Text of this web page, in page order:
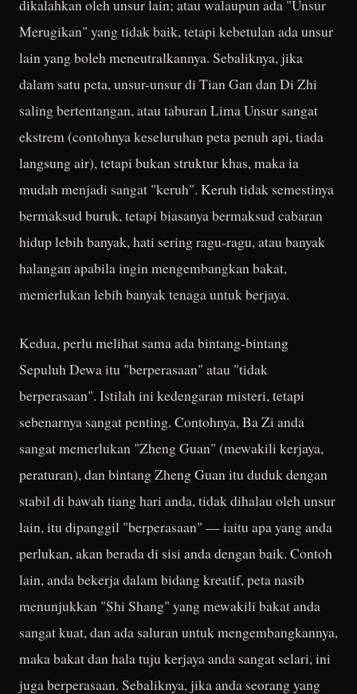
dikalahkan oleh unsur lain; atau walaupun ada "Unsur
Merugikan" yang tidak baik, tetapi kebetulan ada unsur
lain yang boleh meneutralkannya. Sebaliknya, jika
dalam satu peta, unsur-unsur di Tian Gan dan Di Zhi
saling bertentangan, atau taburan Lima Unsur sangat
ekstrem (contohnya keseluruhan peta penuh api, tiada
langsung air), tetapi bukan struktur khas, maka ia
mudah menjadi sangat "keruh". Keruh tidak semestinya
bermaksud buruk, tetapi biasanya bermaksud cabaran
hidup lebih banyak, hati sering ragu-ragu, atau banyak
halangan apabila ingin mengembangkan bakat,
memerlukan lebih banyak tenaga untuk berjaya.
Kedua, perlu melihat sama ada bintang-bintang
Sepuluh Dewa itu "berperasaan" atau "tidak
berperasaan". Istilah ini kedengaran misteri, tetapi
sebenarnya sangat penting. Contohnya, Ba Zi anda
sangat memerlukan "Zheng Guan" (mewakili kerjaya,
peraturan), dan bintang Zheng Guan itu duduk dengan
stabil di bawah tiang hari anda, tidak dihalau oleh unsur
lain, itu dipanggil "berperasaan" — iaitu apa yang anda
perlukan, akan berada di sisi anda dengan baik. Contoh
lain, anda bekerja dalam bidang kreatif, peta nasib
menunjukkan "Shi Shang" yang mewakili bakat anda
sangat kuat, dan ada saluran untuk mengembangkannya,
maka bakat dan hala tuju kerjaya anda sangat selari, ini
juga berperasaan. Sebaliknya, jika anda seorang yang